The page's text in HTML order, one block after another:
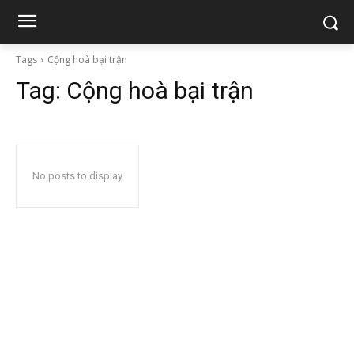
Tags Cộng hoà bại trận
Tag: Cộng hoà bại trận
No posts to display